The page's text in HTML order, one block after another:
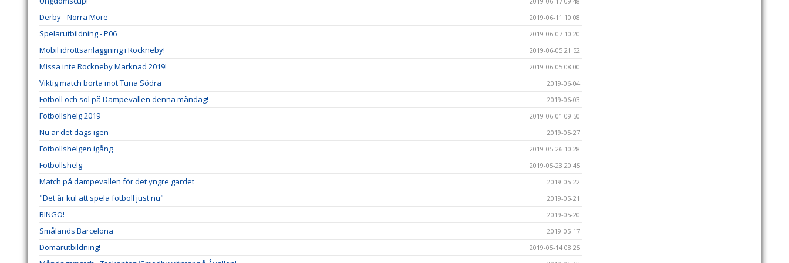
Derby - Norra Möre 2019-06-11 10:08
Spelarutbildning - P06 2019-06-07 10:20
Mobil idrottsanläggning i Rockneby! 2019-06-05 21:52
Missa inte Rockneby Marknad 2019! 2019-06-05 08:00
Viktig match borta mot Tuna Södra 2019-06-04
Fotboll och sol på Dampevallen denna måndag! 2019-06-03
Fotbollshelg 2019 2019-06-01 09:50
Nu är det dags igen 2019-05-27
Fotbollshelgen igång 2019-05-26 10:28
Fotbollshelg 2019-05-23 20:45
Match på dampevallen för det yngre gardet 2019-05-22
"Det är kul att spela fotboll just nu" 2019-05-21
BINGO! 2019-05-20
Smålands Barcelona 2019-05-17
Domarutbildning! 2019-05-14 08:25